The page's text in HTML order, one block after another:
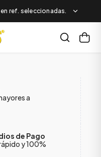
en ref. seleccionadas.
a
de Pago
y 100%